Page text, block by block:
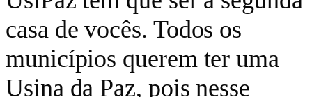
casa de vocês. Todos os
municípios querem ter uma
Usina da Paz, pois nesse